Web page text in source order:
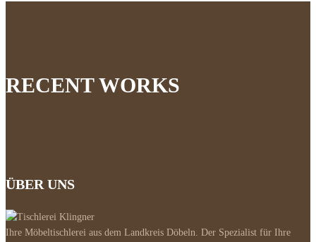
RECENT WORKS
ÜBER UNS
Ihre Möbeltischlerei aus dem Landkreis Döbeln. Der Spezialist für Ihre